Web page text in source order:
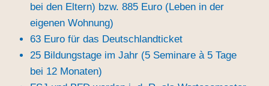
bei den Eltern) bzw. 885 Euro (Leben in der
eigenen Wohnung)
63 Euro für das Deutschlandticket
25 Bildungstage im Jahr (5 Seminare à 5 Tage
bei 12 Monaten)